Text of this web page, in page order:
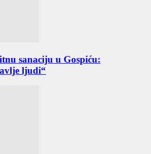
sanaciju u Gospiću:
ljudi“